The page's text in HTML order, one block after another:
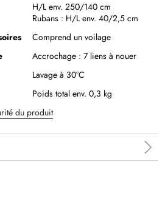
H/L env. 250/140 cm
Rubans : H/L env. 40/2,5 cm
Comprend un voilage
Accrochage : 7 liens à nouer
Lavage à 30°C
Poids total env. 0,3 kg
du produit